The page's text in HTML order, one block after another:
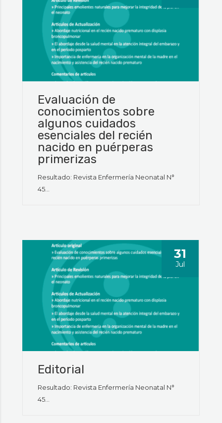
Evaluación de
conocimientos sobre
algunos cuidados
esenciales del recién
nacido en puérperas
primerizas
Resultado: Revista Enfermería Neonatal N°
45...
31
Jul
Editorial
Resultado: Revista Enfermería Neonatal N°
45...